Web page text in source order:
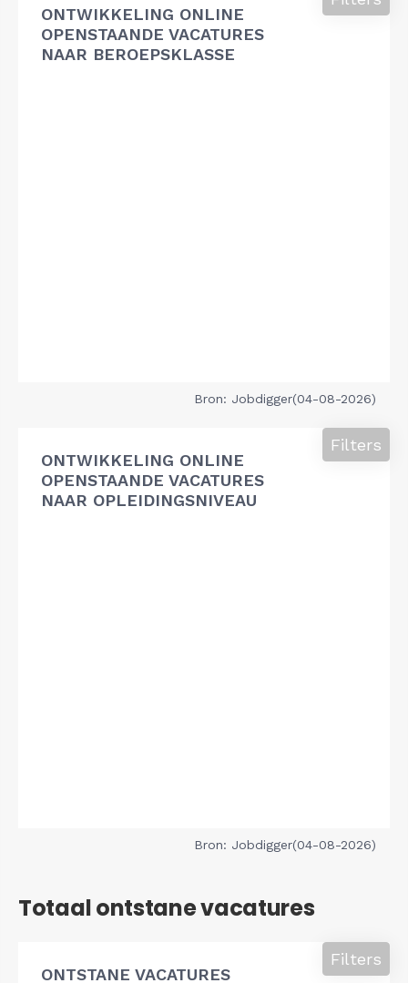
ONTWIKKELING ONLINE
OPENSTAANDE VACATURES
NAAR BEROEPSKLASSE
Bron: Jobdigger(04-08-2026)
ONTWIKKELING ONLINE
OPENSTAANDE VACATURES
NAAR OPLEIDINGSNIVEAU
Filters
Bron: Jobdigger(04-08-2026)
Totaal ontstane vacatures
ONTSTANE VACATURES
Filters